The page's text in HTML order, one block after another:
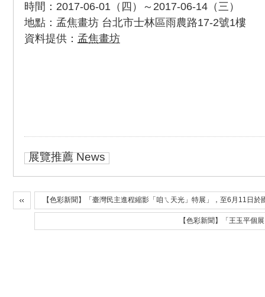
時間：2017-06-01（四）～2017-06-14（三）
地點：孟焦畫坊 台北市士林區雨農路17-2號1樓
資料提供： 孟焦畫坊
展覽推薦 News
【色彩新聞】「臺灣民主進程縮影「咱ㄟ天光」特展」，至6月11日
【色彩新聞】「王玉平個